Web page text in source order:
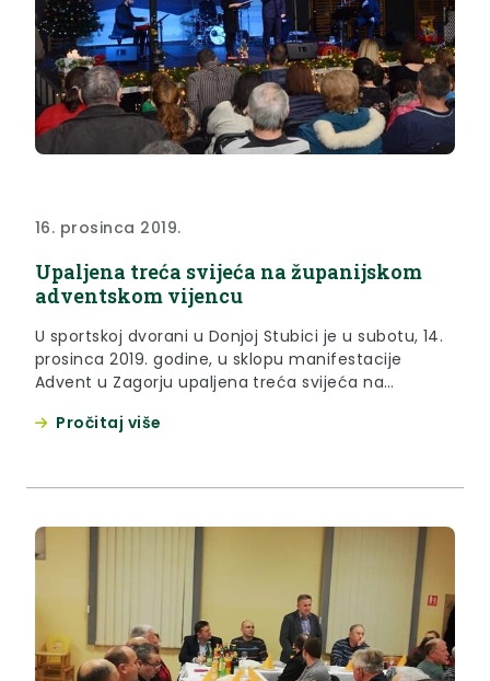
16. prosinca 2019.
Upaljena treća svijeća na županijskom
adventskom vijencu
U sportskoj dvorani u Donjoj Stubici je u subotu, 14.
prosinca 2019. godine, u sklopu manifestacije
Advent u Zagorju upaljena treća svijeća na
Pročitaj više